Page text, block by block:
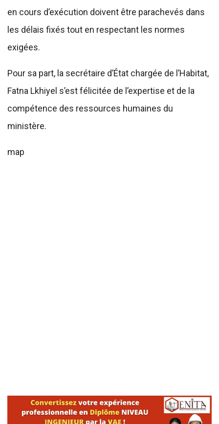
en cours d’exécution doivent être parachevés dans
les délais fixés tout en respectant les normes
exigées.
Pour sa part, la secrétaire d’État chargée de l’Habitat,
Fatna Lkhiyel s’est félicitée de l’expertise et de la
compétence des ressources humaines du
ministère.
map